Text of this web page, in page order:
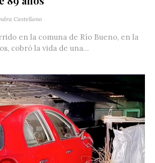
Castellano
en la comuna de Río Bueno, en la
cobró la vida de una...